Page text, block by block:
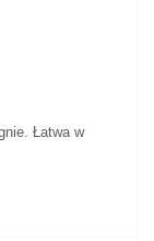
Łatwa w